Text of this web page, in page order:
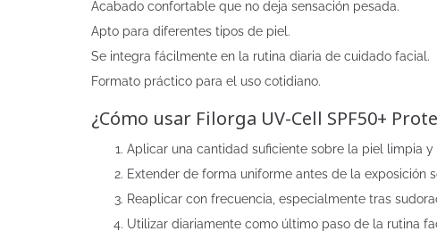
Acabado confortable que no deja sensación pesada.
Apto para diferentes tipos de piel.
Se integra fácilmente en la rutina diaria de cuidado facial.
Formato práctico para el uso cotidiano.
¿Cómo usar Filorga UV-Cell SPF50+
Aplicar una cantidad suficiente sobre la piel limpia y
Extender de forma uniforme antes de la exposición
Reaplicar con frecuencia, especialmente tras
Utilizar diariamente como último paso de la rutina